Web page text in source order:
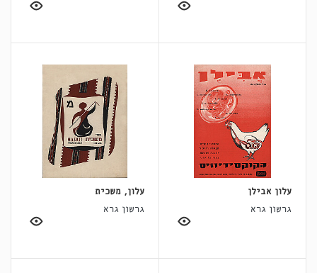
עלון אבילן
גרשון גרא
עלון, משכית
גרשון גרא